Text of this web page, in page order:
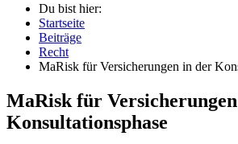
Du bist hier:
Startseite
Beiträge
Recht
MaRisk für Versicherungen in der
MaRisk für
Konsultationsphase